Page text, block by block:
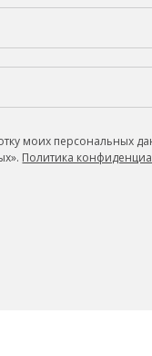
моих персональных
Политика